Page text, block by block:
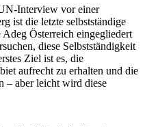
Interview vor einer
ist die letzte selbstständige
Österreich eingegliedert
diese Selbstständigkeit
Ziel ist es, die
aufrecht zu erhalten und die
– aber leicht wird diese